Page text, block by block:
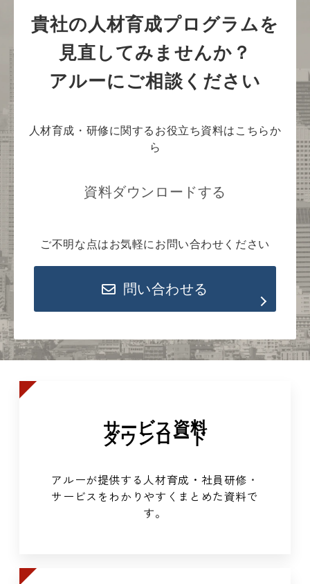
貴社の人材育成プログラムを
見直してみませんか？
アルーにご相談ください
人材育成・研修に関するお役立ち資料はこちらか
ら
資料ダウンロードする
ご不明な点はお気軽にお問い合わせください
問い合わせる
サービス資料
ダウンロード
アルーが提供する人材育成・社員研修 ・
サービスをわかりやすくまとめた資料で
す。